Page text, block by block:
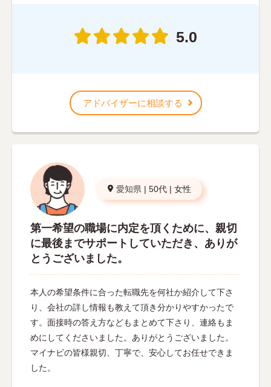
5.0
アドバイザーに相談する
愛知県 | 50代 | 女性
第一希望の職場に内定を頂くために、親切
に最後までサポートしていただき、ありが
とうございました。
本人の希望条件に合った転職先を何社か紹介して下さ
り、会社の詳し情報も教えて頂き分かりやすかったで
す。面接時の答え方などもまとめて下さり、連絡もま
めにしてくださいました。ありがとうございました。
マイナビの皆様親切、丁寧で、安心してお任せできま
した。